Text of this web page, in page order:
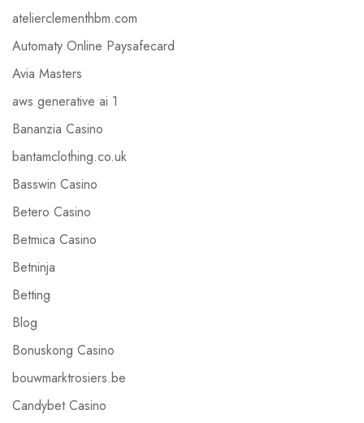
atelierclementhbm.com
Automaty Online Paysafecard
Avia Masters
aws generative ai 1
Bananzia Casino
bantamclothing.co.uk
Basswin Casino
Betero Casino
Betmica Casino
Betninja
Betting
Blog
Bonuskong Casino
bouwmarktrosiers.be
Candybet Casino